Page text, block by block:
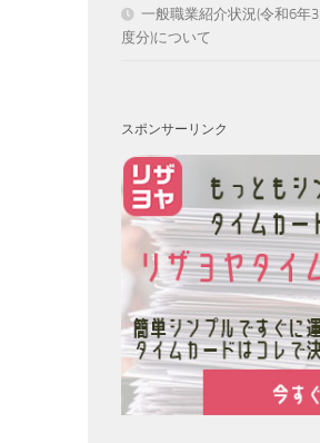
一般職業紹介状況(令和6年
度分)について
スポンサーリンク